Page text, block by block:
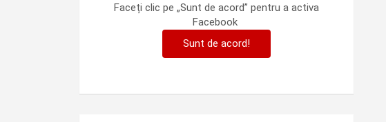
Faceți clic pe „Sunt de acord” pentru a activa
Facebook
Sunt de acord!